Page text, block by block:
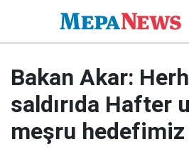
Bakan Akar:
saldırıda Hafter
meşru